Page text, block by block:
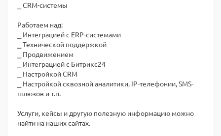
⎯ CRM-системы
Работаем над:
⎯ Интеграцией с ERP-системами
⎯ Технической поддержкой
⎯ Продвижением
⎯ Интеграцией с Битрикс24
⎯ Настройкой CRM
⎯ Настройкой сквозной аналитики, IP-телефонии, SMS-
шлюзов и т.п.
Услуги, кейсы и другую полезную информацию можно
найти на наших сайтах.